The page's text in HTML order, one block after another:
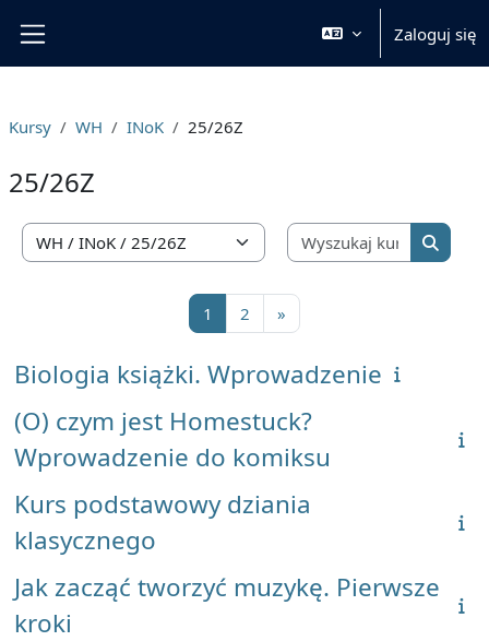
Zaloguj się
Kursy WH INoK 25/26Z
25/26Z
Kategorie kursów
1 Strona 1
2 Strona 2
»
Biologia książki. Wprowadzenie
(O) czym jest Homestuck?
Wprowadzenie do komiksu
Kurs podstawowy dziania
klasycznego
Jak zacząć tworzyć muzykę. Pierwsze
kroki